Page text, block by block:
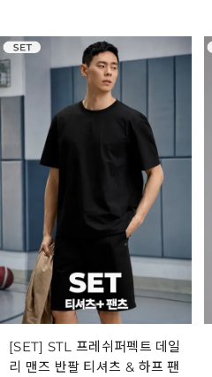
[SET] STL 프레쉬퍼펙트 데일
리 맨즈 반팔 티셔츠 & 하프 팬